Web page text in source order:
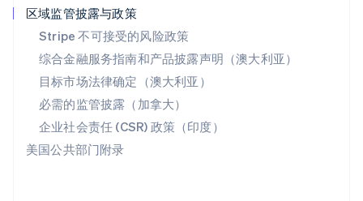
区域监管披露与政策
Stripe 不可接受的风险政策
综合金融服务指南和产品披露声明（澳大利亚）
目标市场法律确定（澳大利亚）
必需的监管披露（加拿大）
企业社会责任 (CSR) 政策（印度）
美国公共部门附录
新加坡
新西兰
English
匈牙利
English
意大利
ItalianoEnglish
English